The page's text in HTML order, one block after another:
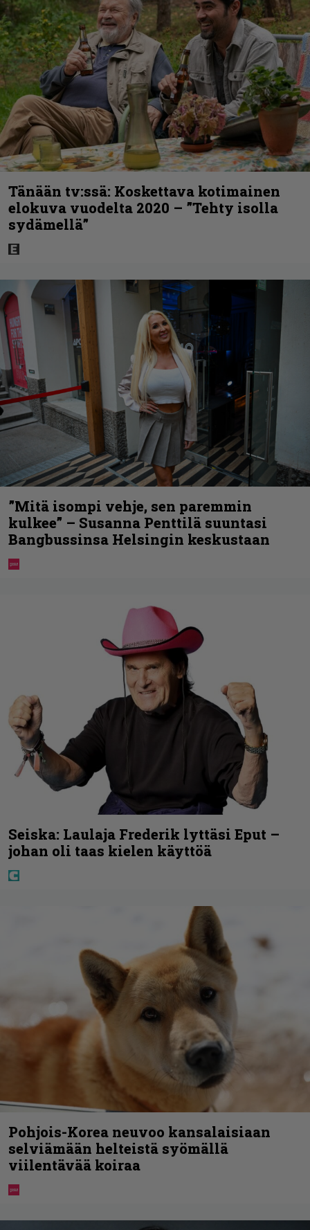
Tänään tv:ssä: Koskettava kotimainen
elokuva vuodelta 2020 – ”Tehty isolla
sydämellä”
”Mitä isompi vehje, sen paremmin
kulkee” – Susanna Penttilä suuntasi
Bangbussinsa Helsingin keskustaan
Seiska: Laulaja Frederik lyttäsi Eput –
johan oli taas kielen käyttöä
Pohjois-Korea neuvoo kansalaisiaan
selviämään helteistä syömällä
viilentävää koiraa